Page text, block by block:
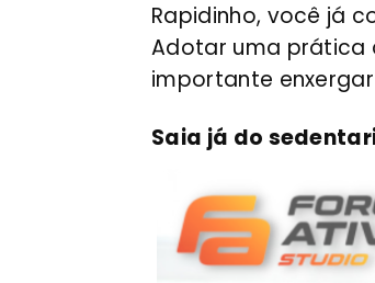
Rapidinho, você já
Adotar uma prática
importante
Saia já do